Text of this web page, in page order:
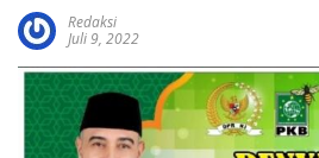
Redaksi
Juli 9, 2022